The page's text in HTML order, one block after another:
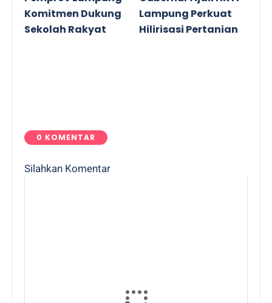
Komitmen Dukung
Sekolah Rakyat
Lampung Perkuat
Hilirisasi Pertanian
0 KOMENTAR
Silahkan Komentar